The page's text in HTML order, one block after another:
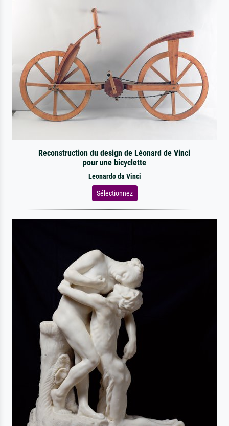
Reconstruction du design de Léonard de Vinci
pour une bicyclette
Leonardo da Vinci
Sélectionnez